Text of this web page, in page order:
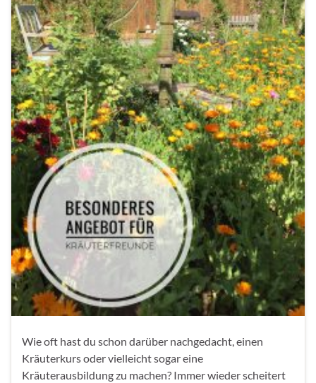
Wie oft hast du schon darüber nachgedacht, einen
Kräuterkurs oder vielleicht sogar eine
Kräuterausbildung zu machen? Immer wieder scheitert